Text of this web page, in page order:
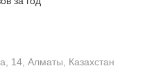
14, Алматы, Казахстан